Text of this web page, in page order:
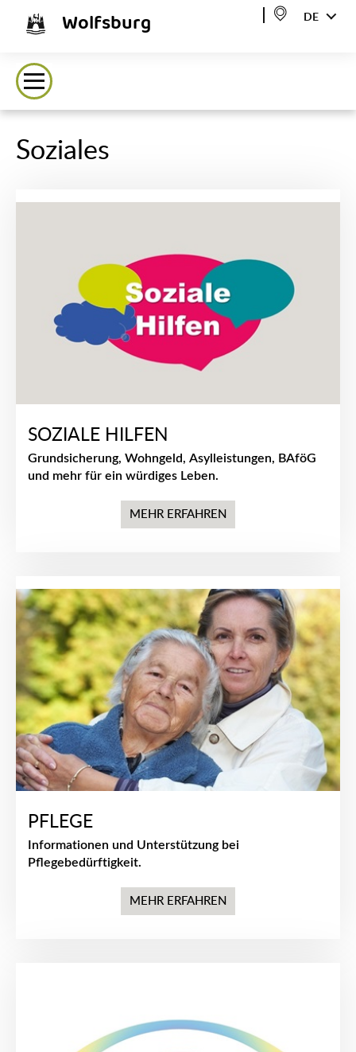
Wolfsburg DE
Soziales
SOZIALE HILFEN
Grundsicherung, Wohngeld, Asylleistungen, BAföG
und mehr für ein würdiges Leben.
MEHR ERFAHREN
PFLEGE
Informationen und Unterstützung bei
Pflegebedürftigkeit.
MEHR ERFAHREN